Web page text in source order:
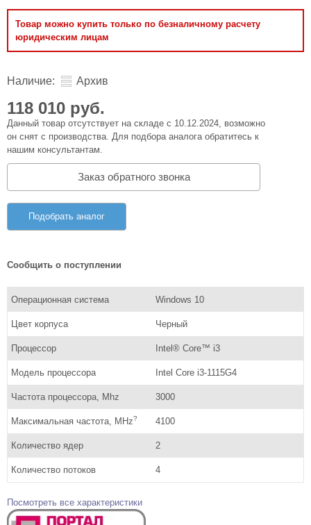
Товар можно купить только по безналичному расчету
юридическим лицам
Наличие: Архив
118 010 руб.
Данный товар отсутствует на складе с 10.12.2024, возможно
он снят с производства. Для подбора аналога обратитесь к
нашим консультантам.
Заказ обратного звонка
Подобрать аналог
Сообщить о поступлении
Операционная система Windows 10
Цвет корпуса Черный
Процессор Intel® Core™ i3
Модель процессора Intel Core i3-1115G4
Частота процессора, Mhz 3000
Максимальная частота, MHz? 4100
Количество ядер 2
Количество потоков 4
Посмотреть все характеристики